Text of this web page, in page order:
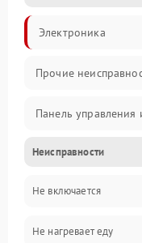
Электроника
Прочие
Панель управления
Дверца и корпус
Механика и
Механические
Неисправности
Не включается
Не нагревает еду